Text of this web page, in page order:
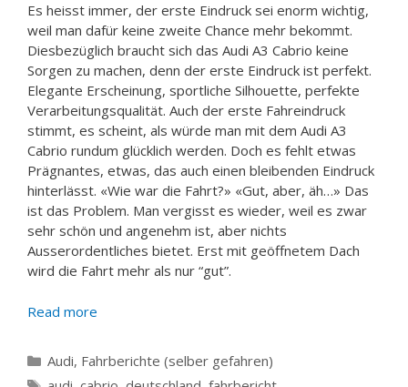
Es heisst immer, der erste Eindruck sei enorm wichtig,
weil man dafür keine zweite Chance mehr bekommt.
Diesbezüglich braucht sich das Audi A3 Cabrio keine
Sorgen zu machen, denn der erste Eindruck ist perfekt.
Elegante Erscheinung, sportliche Silhouette, perfekte
Verarbeitungsqualität. Auch der erste Fahreindruck
stimmt, es scheint, als würde man mit dem Audi A3
Cabrio rundum glücklich werden. Doch es fehlt etwas
Prägnantes, etwas, das auch einen bleibenden Eindruck
hinterlässt. «Wie war die Fahrt?» «Gut, aber, äh…» Das
ist das Problem. Man vergisst es wieder, weil es zwar
sehr schön und angenehm ist, aber nichts
Ausserordentliches bietet. Erst mit geöffnetem Dach
wird die Fahrt mehr als nur “gut”.
Read more
Categories
Audi, Fahrberichte (selber gefahren)
Tags